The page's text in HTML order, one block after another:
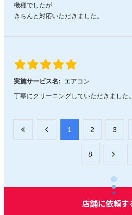
機種でしたが
きちんと対応いただきました。
実施サービス名:
エアコン
丁寧にクリーニングしていただきました。
​1 ​2 ​3
​8
店舗に依頼す